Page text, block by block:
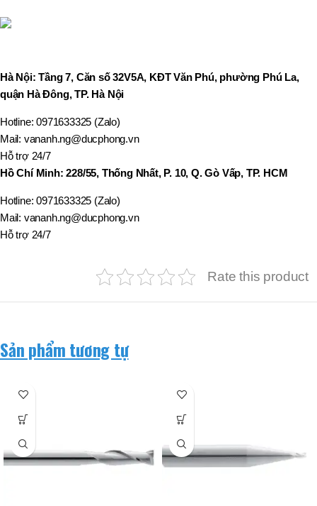
Hà Nội: Tầng 7, Căn số 32V5A, KĐT Văn Phú, phường Phú La,
quận Hà Đông, TP. Hà Nội
Hotline: 0971633325 (Zalo)
Mail: vananh.ng@ducphong.vn
Hỗ trợ 24/7
Hồ Chí Minh: 228/55, Thống Nhất, P. 10, Q. Gò Vấp, TP. HCM
Hotline: 0971633325 (Zalo)
Mail: vananh.ng@ducphong.vn
Hỗ trợ 24/7
Rate this product
Sản phẩm tương tự